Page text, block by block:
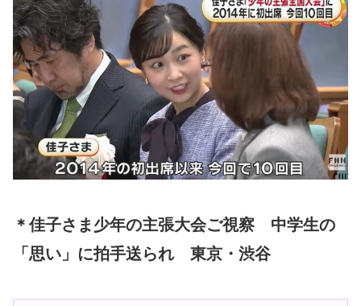
＊佳子さま少年の主張大会ご視察 中学生の
「思い」に拍手送られ 東京・渋谷